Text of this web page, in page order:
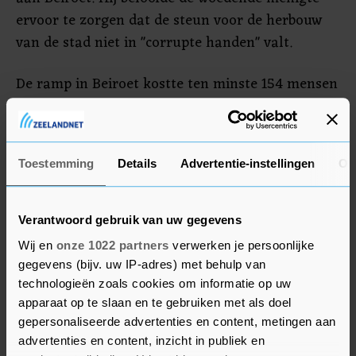
Toestemming Details Advertentie-instellingen
Verantwoord gebruik van uw gegevens
Wij en onze 1022 partners verwerken je persoonlijke
gegevens (bijv. uw IP-adres) met behulp van
technologieën zoals cookies om informatie op uw
apparaat op te slaan en te gebruiken met als doel
gepersonaliseerde advertenties en content, metingen aan
advertenties en content, inzicht in publiek en
ervoor te zorgen dat de steun voor de herbouw
van de stad niet in "corrupte handen" valt.
De ramp in Beiroet kostte ten minste 154 mensen
het leven. Duizenden raakten gewond. In de silo's
vlak bij de loods waar dinsdag 2750 ton
ammoniumnitraat ontplofte, lag de grootste
graanvoorraad van Libanon opgeslagen. De vrees
is gegrond dat er snel een tekort aan brood
ontstaat in het ook economisch al zo zwaar
getroffen land.